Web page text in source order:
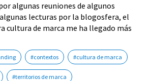
algunas reuniones de algunos
lecturas por la blogosfera, el
cultura de marca me ha llegado más
#contextos #cultura de marca
#territorios de marca